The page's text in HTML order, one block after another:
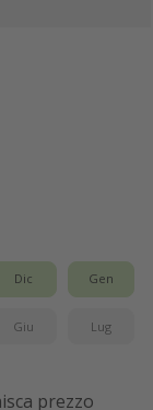
Dic Gen
Giu Lug
prezzo